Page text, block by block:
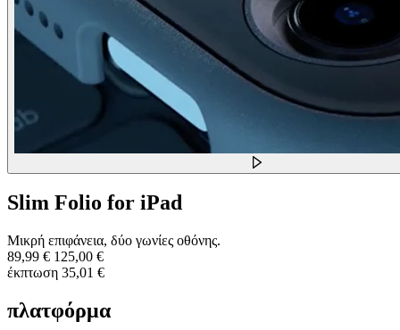
Slim Folio for iPad
Μικρή επιφάνεια, δύο γωνίες οθόνης.
89,99 € 125,00 €
έκπτωση 35,01 €
πλατφόρμα